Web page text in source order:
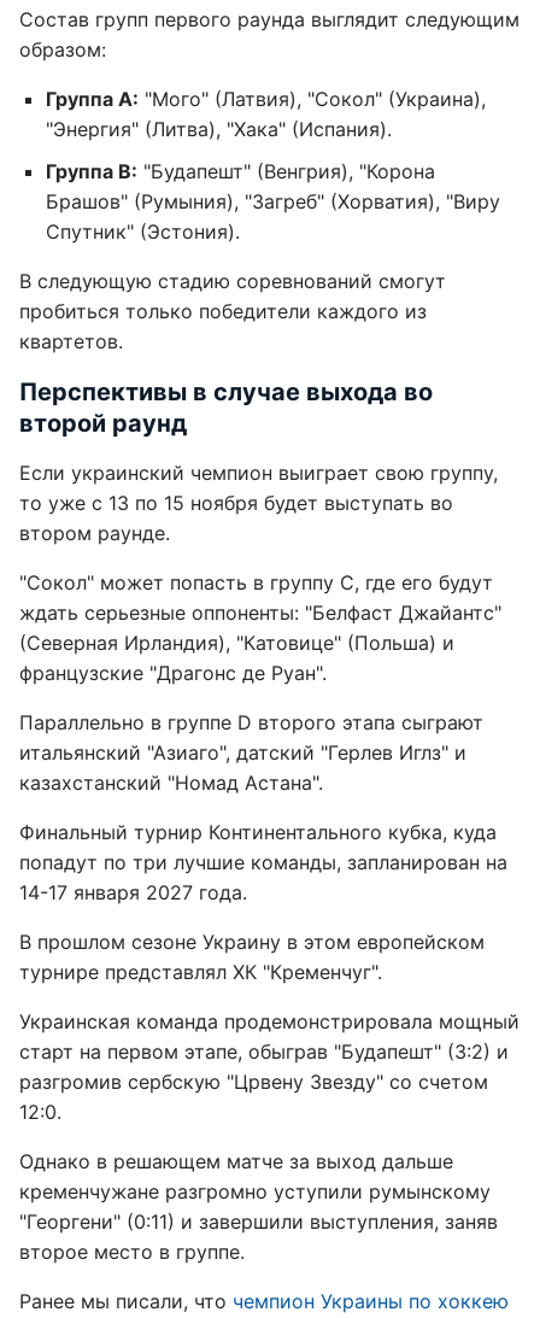
Состав групп первого раунда выглядит следующим
образом:
Группа А: "Мого" (Латвия), "Сокол" (Украина),
"Энергия" (Литва), "Хака" (Испания).
Группа В: "Будапешт" (Венгрия), "Корона
Брашов" (Румыния), "Загреб" (Хорватия), "Виру
Спутник" (Эстония).
В следующую стадию соревнований смогут
пробиться только победители каждого из
квартетов.
Перспективы в случае выхода во
второй раунд
Если украинский чемпион выиграет свою группу,
то уже с 13 по 15 ноября будет выступать во
втором раунде.
"Сокол" может попасть в группу С, где его будут
ждать серьезные оппоненты: "Белфаст Джайантс"
(Северная Ирландия), "Катовице" (Польша) и
французские "Драгонс де Руан".
Параллельно в группе D второго этапа сыграют
итальянский "Азиаго", датский "Герлев Иглз" и
казахстанский "Номад Астана".
Финальный турнир Континентального кубка, куда
попадут по три лучшие команды, запланирован на
14-17 января 2027 года.
В прошлом сезоне Украину в этом европейском
турнире представлял ХК "Кременчуг".
Украинская команда продемонстрировала мощный
старт на первом этапе, обыграв "Будапешт" (3:2) и
разгромив сербскую "Црвену Звезду" со счетом
12:0.
Однако в решающем матче за выход дальше
кременчужане разгромно уступили румынскому
"Георгени" (0:11) и завершили выступления, заняв
второе место в группе.
Ранее мы писали, что чемпион Украины по хоккею